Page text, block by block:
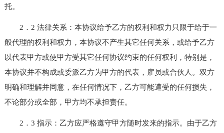
托。
2．2 法律关系：本协议给予乙方的权利和权力只限于给于一
般代理的权利和权力，本协议不产生其它任何关系，或给予乙方
以代表甲方或使甲方受其它任何协议约束的任何权利，特别是，
本协议并不构成或委派乙方为甲方的代表，雇员或合伙人。双方
明确和理解并同意，在任何情况下，乙方可能遭受的任何损失，
不论部分或全部，甲方均不承担责任。
2．3 指示：乙方应严格遵守甲方随时发来的指示。由于乙方